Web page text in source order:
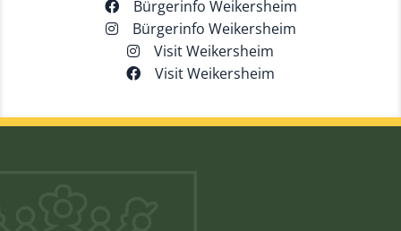
Bürgerinfo Weikersheim
Bürgerinfo Weikersheim
Visit Weikersheim
Visit Weikersheim